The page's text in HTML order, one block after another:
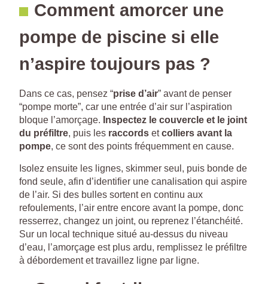
Comment amorcer une
pompe de piscine si elle
n’aspire toujours pas ?
Dans ce cas, pensez “prise d’air” avant de penser
“pompe morte”, car une entrée d’air sur l’aspiration
bloque l’amorçage. Inspectez le couvercle et le joint
du préfiltre, puis les raccords etcolliers avant la
pompe, ce sont des points fréquemment en cause.
Isolez ensuite les lignes, skimmer seul, puis bonde de
fond seule, afin d’identifier une canalisation qui aspire
de l’air. Si des bulles sortent en continu aux
refoulements, l’air entre encore avant la pompe, donc
resserrez, changez un joint, ou reprenez l’étanchéité.
Sur un local technique situé au-dessus du niveau
d’eau, l’amorçage est plus ardu, remplissez le préfiltre
à débordement et travaillez ligne par ligne.